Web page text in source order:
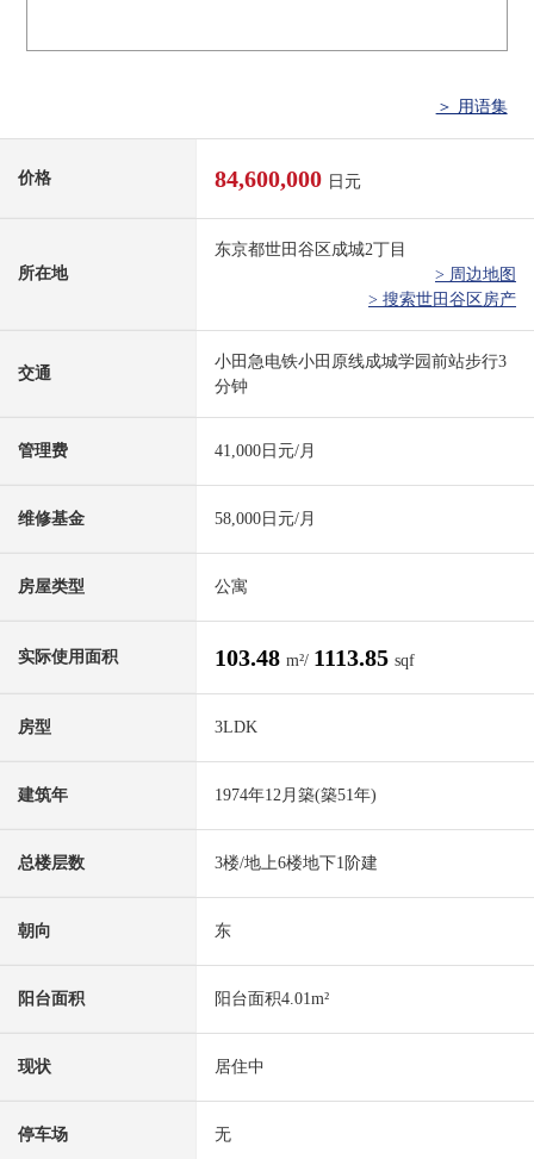
＞ 用语集
价格 84,600,000 日元
所在地
东京都世田谷区成城2丁目
> 周边地图
> 搜索世田谷区房产
交通
小田急电铁小田原线成城学园前站步行3
分钟
管理费 41,000日元/月
维修基金 58,000日元/月
房屋类型 公寓
实际使用面积 103.48 m²/ 1113.85 sqf
房型 3LDK
建筑年 1974年12月築(築51年)
总楼层数 3楼/地上6楼地下1阶建
朝向 东
阳台面积 阳台面积4.01m²
现状 居住中
停车场 无